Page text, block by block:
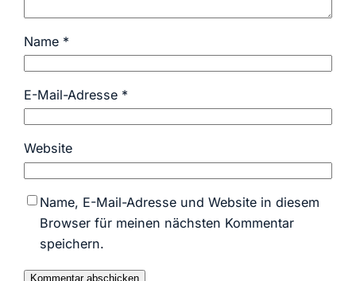
Name *
E-Mail-Adresse *
Website
Name, E-Mail-Adresse und Website in diesem
Browser für meinen nächsten Kommentar
speichern.